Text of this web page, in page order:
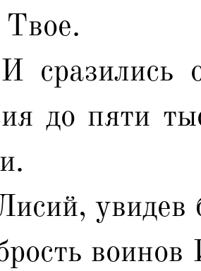
сразились
до пяти
увидев